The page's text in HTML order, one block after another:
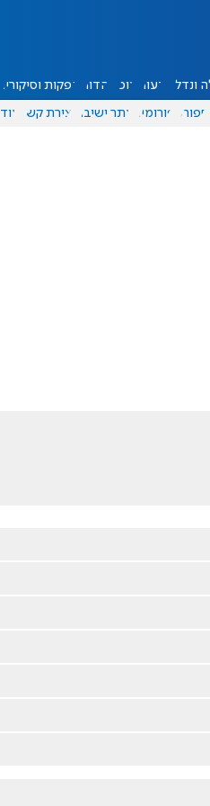
ונדל"ן דעות אוכל יהדות הפקות וסיקורים
ספורט פורומים אתר ישיבה יצירת קשר עוד